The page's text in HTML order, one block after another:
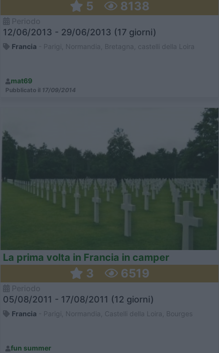
5 8138
12/06/2013 - 29/06/2013 (17 giorni)
Francia - Parigi, Normandia, Bretagna, castelli della Loira
mat69
Pubblicato il 17/09/2014
La prima volta in Francia in camper
3 6519
05/08/2011 - 17/08/2011 (12 giorni)
Francia - Parigi, Normandia, Castelli della Loira, Bourges
fun summer